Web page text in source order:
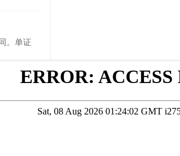
。单证
理专业毕